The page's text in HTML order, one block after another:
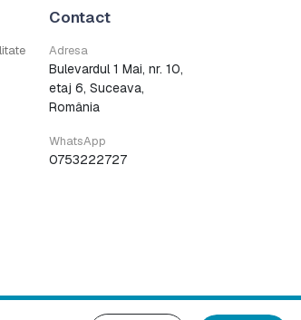
Contact
Adresa
Bulevardul 1 Mai, nr. 10,
etaj 6, Suceava,
România
WhatsApp
0753222727